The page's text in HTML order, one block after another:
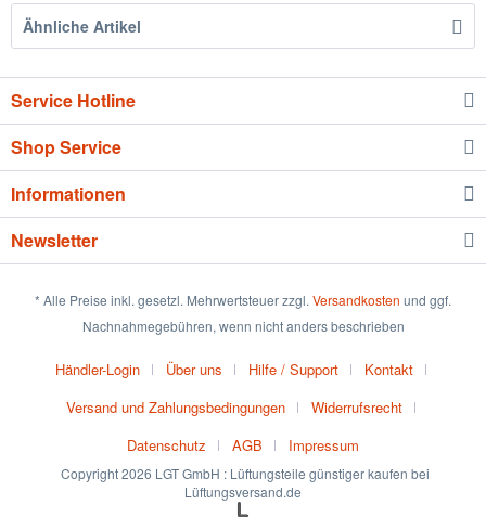
Ähnliche Artikel
Service Hotline
Shop Service
Informationen
Newsletter
* Alle Preise inkl. gesetzl. Mehrwertsteuer zzgl. Versandkosten und ggf.
Nachnahmegebühren, wenn nicht anders beschrieben
Händler-Login Über uns Hilfe / Support
Kontakt
Versand und Zahlungsbedingungen
Widerrufsrecht
Datenschutz
AGB Impressum
Copyright 2026 LGT GmbH : Lüftungsteile günstiger kaufen bei
Lüftungsversand.de